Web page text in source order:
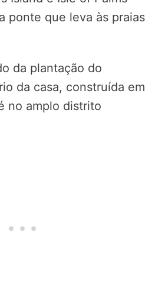
ponte que leva às praias
da plantação do
da casa, construída em
no amplo distrito